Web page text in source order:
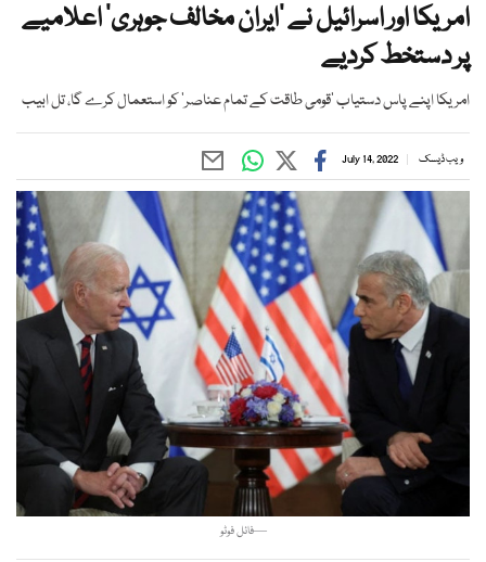
امریکا اور اسرائیل نے ’ایران مخالف جوہری‘ اعلامیے
پر دستخط کردیے
امریکا اپنے پاس دستیاب ’قومی طاقت کے تمام عناصر‘ کو استعمال کرے گا، تل ابیب
ویب ڈیسک July 14, 2022
—فائل فوٹو